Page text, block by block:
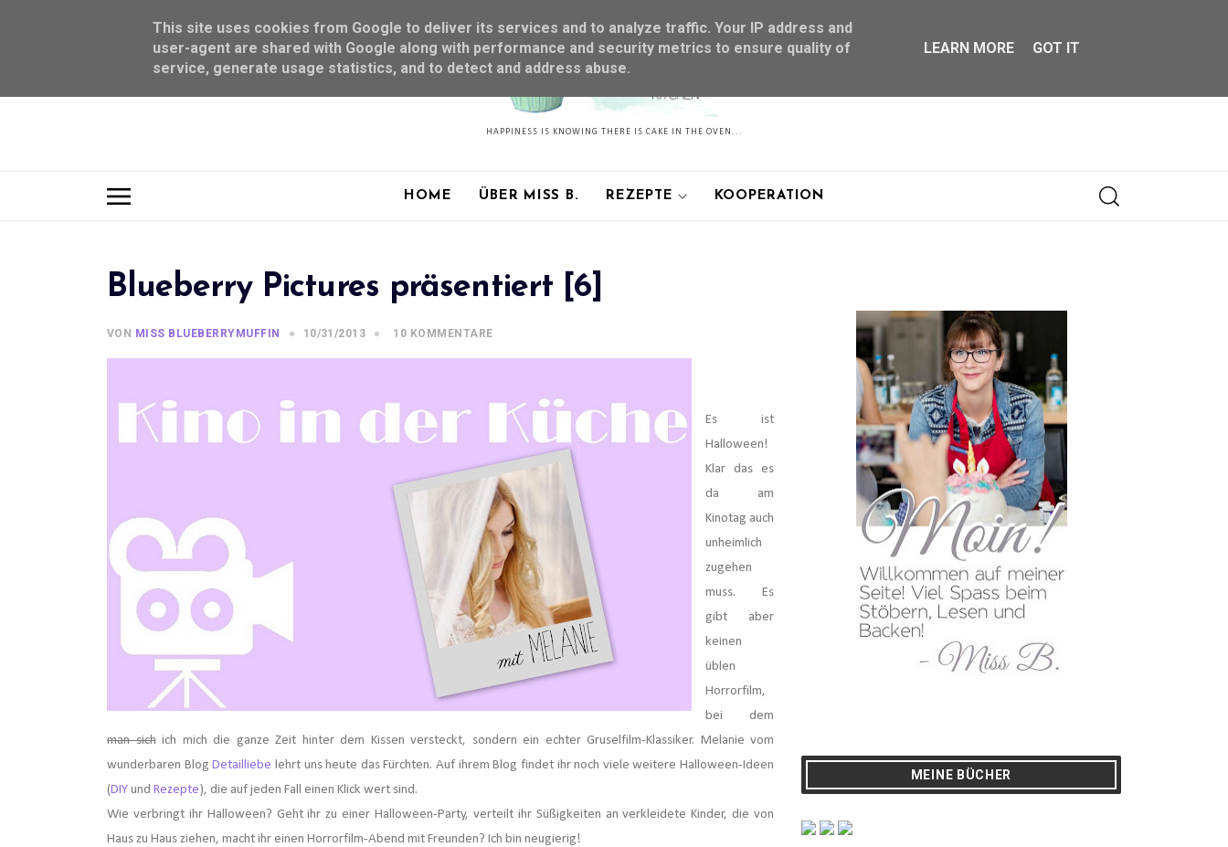
HAPPINESS IS KNOWING THERE IS CAKE IN THE OVEN...
HOME ÜBER MISS B. REZEPTE KOOPERATION
Blueberry Pictures präsentiert [6]
VON MISS BLUEBERRYMUFFIN 10/31/2013 10 KOMMENTARE
Es ist
Halloween!
Klar das es
da am
Kinotag auch
unheimlich
zugehen
muss. Es
gibt aber
keinen
üblen
Horrorfilm,
bei dem
man sichich mich die ganze Zeit hinter dem Kissen versteckt, sondern ein echter Gruselfilm-Klassiker. Melanie vom
wunderbaren BlogDetailliebe lehrt uns heute das Fürchten. Auf ihrem Blog findet ihr noch viele weitere Halloween-Ideen
(DIY und Rezepte ), die auf jeden Fall einen Klick wert sind.
Wie verbringt ihr Halloween? Geht ihr zu einer Halloween-Party, verteilt ihr Süßigkeiten an verkleidete Kinder, die von
Haus zu Haus ziehen, macht ihr einen Horrorfilm-Abend mit Freunden? Ich bin neugierig!
MEINE BÜCHER
This site uses cookies from Google to deliver its services and to analyze traffic. Your IP address and
user-agent are shared with Google along with performance and security metrics to ensure quality of
service, generate usage statistics, and to detect and address abuse.
LEARN MORE GOT IT